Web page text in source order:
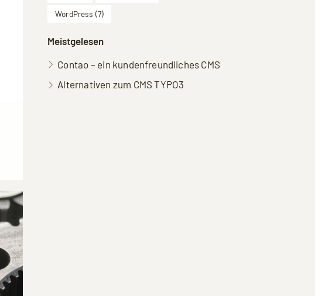
WordPress (7)
Meistgelesen
Contao – ein kundenfreundliches CMS
Alternativen zum CMS TYPO3